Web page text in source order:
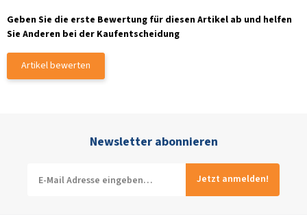
Geben Sie die erste Bewertung für diesen Artikel ab und helfen
Sie Anderen bei der Kaufentscheidung
Artikel bewerten
Newsletter abonnieren
Jetzt anmelden!